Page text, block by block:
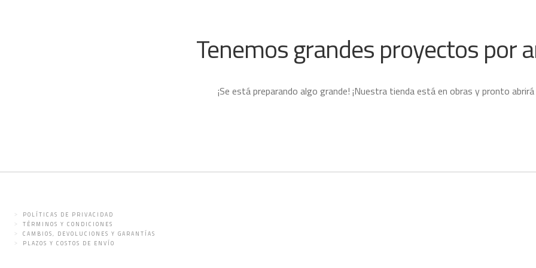
Tenemos grandes proyectos por
¡Se está preparando algo grande! ¡Nuestra tienda está en obras y pronto
POLÍTICAS DE PRIVACIDAD
TÉRMINOS Y CONDICIONES
CAMBIOS, DEVOLUCIONES Y GARANTÍAS
PLAZOS Y COSTOS DE ENVÍO